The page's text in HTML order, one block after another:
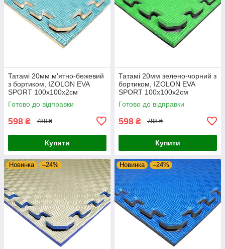
Татамі 20мм м'ятно-бежевий
з бортиком, IZOLON EVA
SPORT 100х100х2см
Готово до відправки
598 ₴ 788 ₴
Купити
Татамі 20мм зелено-чорний з
бортиком, IZOLON EVA
SPORT 100х100х2см
Готово до відправки
598 ₴ 788 ₴
Купити
Новинка –24% Новинка –24%